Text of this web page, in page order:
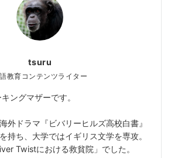
tsuru
教育コンテンツライター
ングマザーです。
外ドラマ『ビバリーヒルズ高校白書』
持ち、大学ではイギリス文学を専攻。
Twistにおける救貧院」でした。